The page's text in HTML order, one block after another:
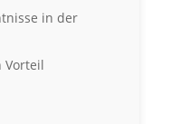
in der
Vorteil